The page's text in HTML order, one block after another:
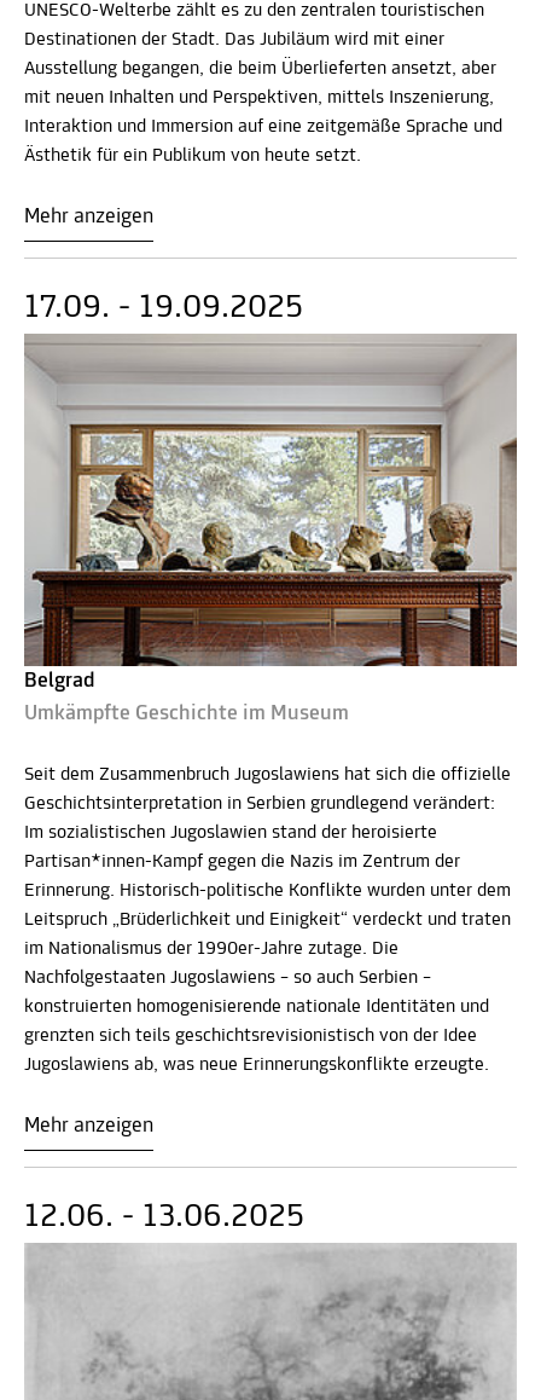
UNESCO-Welterbe zählt es zu den zentralen touristischen
Destinationen der Stadt. Das Jubiläum wird mit einer
Ausstellung begangen, die beim Überlieferten ansetzt, aber
mit neuen Inhalten und Perspektiven, mittels Inszenierung,
Interaktion und Immersion auf eine zeitgemäße Sprache und
Ästhetik für ein Publikum von heute setzt.
Mehr anzeigen
17.09. - 19.09.2025
Belgrad
Umkämpfte Geschichte im Museum
Seit dem Zusammenbruch Jugoslawiens hat sich die offizielle
Geschichtsinterpretation in Serbien grundlegend verändert:
Im sozialistischen Jugoslawien stand der heroisierte
Partisan*innen-Kampf gegen die Nazis im Zentrum der
Erinnerung. Historisch-politische Konflikte wurden unter dem
Leitspruch „Brüderlichkeit und Einigkeit“ verdeckt und traten
im Nationalismus der 1990er-Jahre zutage. Die
Nachfolgestaaten Jugoslawiens – so auch Serbien –
konstruierten homogenisierende nationale Identitäten und
grenzten sich teils geschichtsrevisionistisch von der Idee
Jugoslawiens ab, was neue Erinnerungskonflikte erzeugte.
Mehr anzeigen
12.06. - 13.06.2025